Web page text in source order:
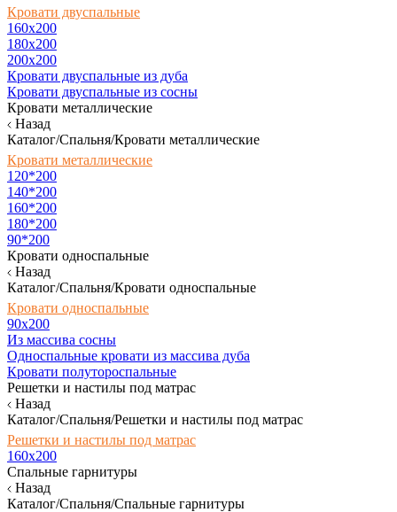
Кровати двуспальные
160х200
180x200
200x200
Кровати двуспальные из дуба
Кровати двуспальные из сосны
Кровати металлические
Назад
Каталог/Спальня/Кровати металлические
Кровати металлические
120*200
140*200
160*200
180*200
90*200
Кровати односпальные
Назад
Каталог/Спальня/Кровати односпальные
Кровати односпальные
90х200
Из массива сосны
Односпальные кровати из массива дуба
Кровати полутороспальные
Решетки и настилы под матрас
Назад
Каталог/Спальня/Решетки и настилы под матрас
Решетки и настилы под матрас
160х200
Спальные гарнитуры
Назад
Каталог/Спальня/Спальные гарнитуры